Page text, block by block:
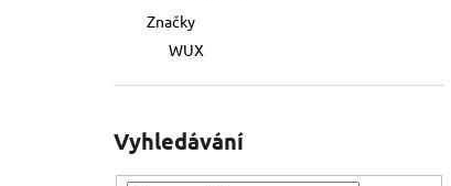
Značky
WUX
Vyhledávání